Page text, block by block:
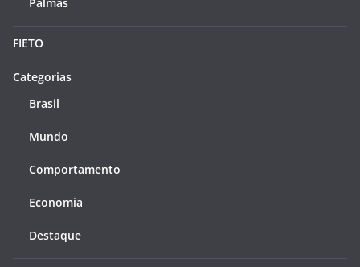
FIETO
Categorias
Brasil
Mundo
Comportamento
Economia
Destaque